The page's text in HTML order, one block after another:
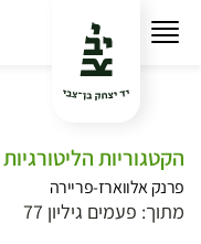
הקטגוריות
פרנק אלווארז-פריירה
מתוך: פעמים גיליון 77